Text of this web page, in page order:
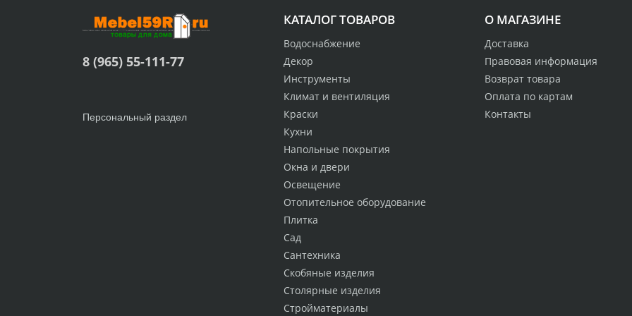
О МАГАЗИНЕ
Доставка
Правовая информация
Возврат товара
Оплата по картам
Контакты
КАТАЛОГ ТОВАРОВ
Водоснабжение
Декор
Инструменты
Климат и вентиляция
Краски
Кухни
Напольные покрытия
Окна и двери
Освещение
Отопительное оборудование
Плитка
Сад
Сантехника
Скобяные изделия
Столярные изделия
Стройматериалы
8 (965) 55-111-77
Персональный раздел